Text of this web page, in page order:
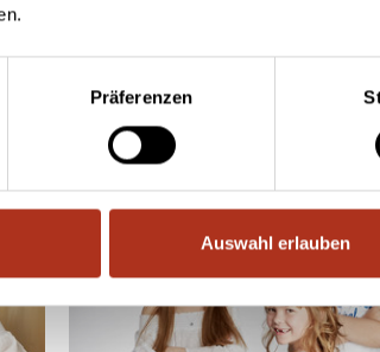
Präferenzen
Auswahl erlauben